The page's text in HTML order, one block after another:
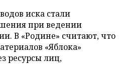
иска стали
при ведении
В «Родине» считают, что
«Яблока»
ресурсы лиц,